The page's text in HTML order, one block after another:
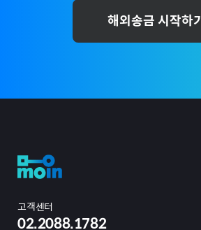
해외송금 시작하기
고객센터
02.2088.1782